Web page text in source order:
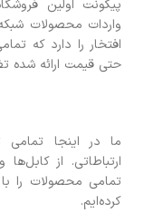
پیکونت اولین
واردات محصولات
افتخار را دارد که
حتی قیمت ارائه شده
ما در اینجا تمامی
ارتباطاتی. از
تمامی محصولات را
کرده‌ایم.